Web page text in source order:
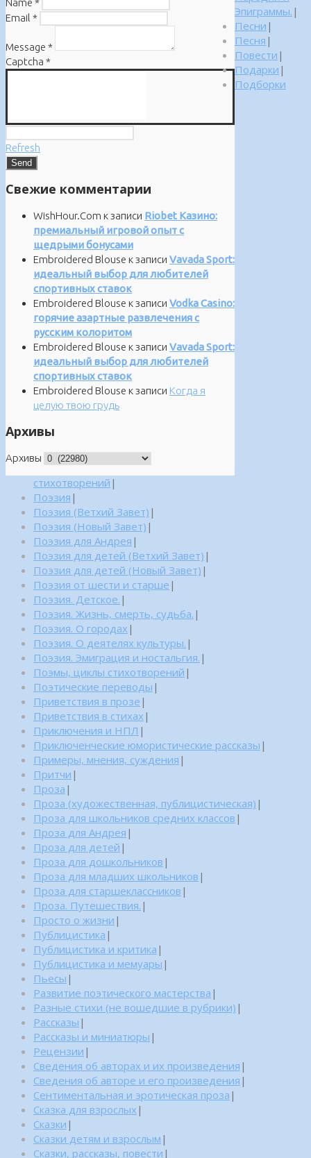
Name *
Email *
Message *
Captcha *
Refresh
Свежие комментарии
WishHour.Com к записи Riobet Казино:
премиальный игровой опыт с
щедрыми бонусами
Embroidered Blouse к записи Vavada Sport:
идеальный выбор для любителей
спортивных ставок
Embroidered Blouse к записи Vodka Casino:
горячие азартные развлечения с
русским колоритом
Embroidered Blouse к записи Vavada Sport:
идеальный выбор для любителей
спортивных ставок
Embroidered Blouse к записи Когда я
целую твою грудь
Архивы
Архивы
Эпиграммы. |
Песни |
Песня |
Повести |
Подарки |
Подборки
стихотворений |
Поэзия |
Поэзия (Ветхий Завет) |
Поэзия (Новый Завет) |
Поэзия для Андрея |
Поэзия для детей (Ветхий Завет) |
Поэзия для детей (Новый Завет) |
Поэзия от шести и старше |
Поэзия. Детское. |
Поэзия. Жизнь, смерть, судьба. |
Поэзия. О городах |
Поэзия. О деятелях культуры. |
Поэзия. Эмиграция и ностальгия. |
Поэмы, циклы стихотворений |
Поэтические переводы |
Приветствия в прозе |
Приветствия в стихах |
Приключения и НПЛ |
Приключенческие юмористические рассказы |
Примеры, мнения, суждения |
Притчи |
Проза |
Проза (художественная, публицистическая) |
Проза для школьников средних классов |
Проза для Андрея |
Проза для детей |
Проза для дошкольников |
Проза для младших школьников |
Проза для старшеклассников |
Проза. Путешествия. |
Просто о жизни |
Публицистика |
Публицистика и критика |
Публицистика и мемуары |
Пьесы |
Развитие поэтического мастерства |
Разные стихи (не вошедшие в рубрики) |
Рассказы |
Рассказы и миниатюры |
Рецензии |
Сведения об авторах и их произведения |
Сведения об авторе и его произведения |
Сентиментальная и эротическая проза |
Сказка для взрослых |
Сказки |
Сказки детям и взрослым |
Сказки, рассказы, повести |